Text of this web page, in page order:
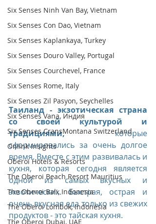
Six Senses Ninh Van Bay, Vietnam
Six Senses Con Dao, Vietnam
Six Senses Kaplankaya, Turkey
Six Senses Douro Valley, Portugal
Six Senses Courchevel, France
Six Senses Rome, Italy
Six Senses Zil Pasyon, Seychelles
Six Senses Vana, Индия
Six Senses CransMontana Switzerland
Onlink Insights
Oberoi Hotels & Resorts
The Oberoi Beach Resort Mauritius
The Oberoi Bali, Indonesia
The Oberoi Lombok, Indonesia
The Oberoi Dubai, UAE
Таиланд - экзотическая страна
со своей культурой и
традициями, которые
сформировались за очень долгое
время. Вместе с этим развивалась и
кухня, которая сегодня является
одной из самых вкусных и
экзотических. Быстрая, острая и
очень вкусная еда только из свежих
продуктов - это тайская кухня.